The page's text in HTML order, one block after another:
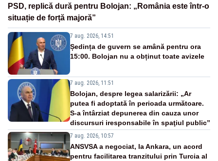
PSD, replică dură pentru Bolojan: „România este într-o
situație de forță majoră”
7 aug. 2026, 14:51
Ședința de guvern se amână pentru ora
15:00. Bolojan nu a obținut toate avizele
7 aug. 2026, 11:51
Bolojan, despre legea salarizării: „Ar
putea fi adoptată în perioada următoare.
S-a întârziat depunerea din cauza unor
discursuri iresponsabile în spaţiul public”
7 aug. 2026, 10:57
ANSVSA a negociat, la Ankara, un acord
pentru facilitarea tranzitului prin Turcia al